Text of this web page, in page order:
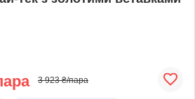
3 923 ₴/пара